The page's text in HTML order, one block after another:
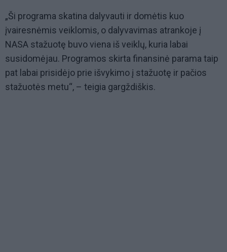
„Ši programa skatina dalyvauti ir domėtis kuo
įvairesnėmis veiklomis, o dalyvavimas atrankoje į
NASA stažuotę buvo viena iš veiklų, kuria labai
susidomėjau. Programos skirta finansinė parama taip
pat labai prisidėjo prie išvykimo į stažuotę ir pačios
stažuotės metu“, – teigia gargždiškis.